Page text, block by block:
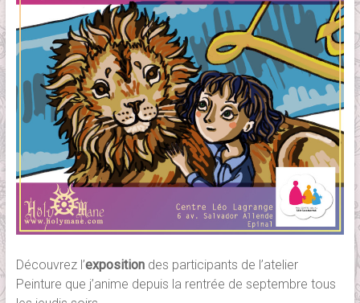
Découvrez l’expositiondes participants de l’atelier
Peinture que j’anime depuis la rentrée de septembre tous